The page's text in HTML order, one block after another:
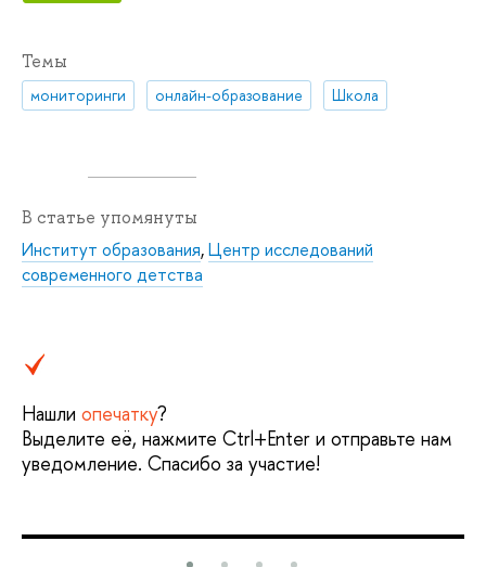
Темы
мониторинги онлайн-образование Школа
В статье упомянуты
Институт образования,Центр исследований
современного детства
Нашли опечатку?
Выделите её, нажмите Ctrl+Enter и отправьте нам
уведомление. Спасибо за участие!